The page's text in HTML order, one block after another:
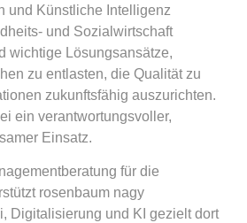
und Künstliche Intelligenz
und Sozialwirtschaft
wichtige Lösungsansätze,
zu entlasten, die Qualität zu
zukunftsfähig auszurichten.
ein verantwortungsvoller,
Einsatz.
für die
rosenbaum nagy
Digitalisierung und KI gezielt dort